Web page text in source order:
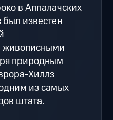
в Аппалачских
известен
природным
Хиллз
из самых
штата.